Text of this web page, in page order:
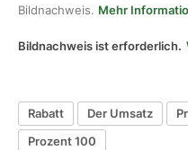
Bildnachweis. Mehr
Bildnachweis ist erforderlich.
Rabatt Der Umsatz
Prozent 100